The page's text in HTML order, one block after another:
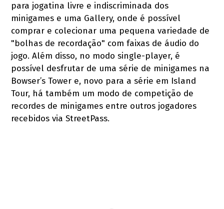
para jogatina livre e indiscriminada dos
minigames e uma Gallery, onde é possível
comprar e colecionar uma pequena variedade de
"bolhas de recordação" com faixas de áudio do
jogo. Além disso, no modo single-player, é
possível desfrutar de uma série de minigames na
Bowser’s Tower e, novo para a série em Island
Tour, há também um modo de competição de
recordes de minigames entre outros jogadores
recebidos via StreetPass.